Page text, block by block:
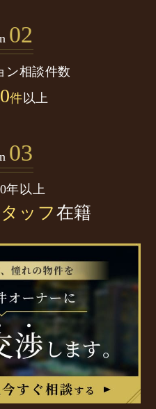
02
ン相談件数
件 以上
03
年以上
ッフ在籍